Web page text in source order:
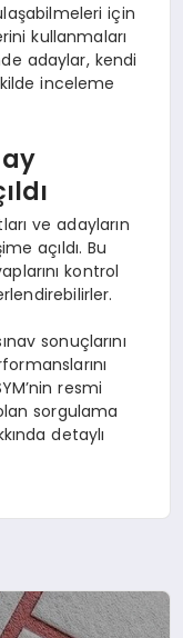
için
kullanmaları
adaylar, kendi
inceleme
ve adayların
açıldı. Bu
kontrol
sonuçlarını
resmi
sorgulama
detaylı